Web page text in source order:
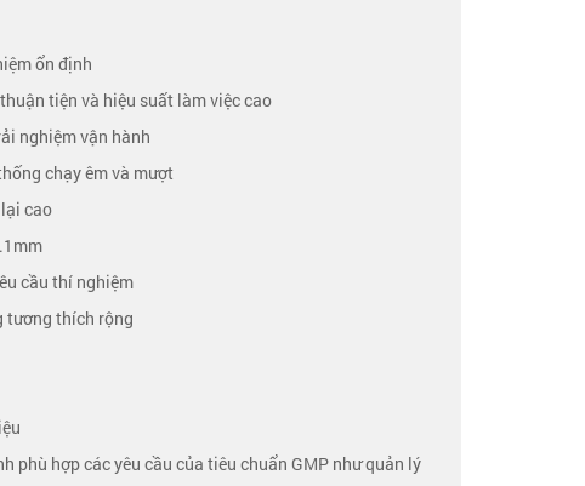
ổn định
tiện và hiệu suất làm việc cao
nghiệm vận hành
chạy êm và mượt
cao
cầu thí nghiệm
tương thích rộng
phù hợp các yêu cầu của tiêu chuẩn GMP như quản lý